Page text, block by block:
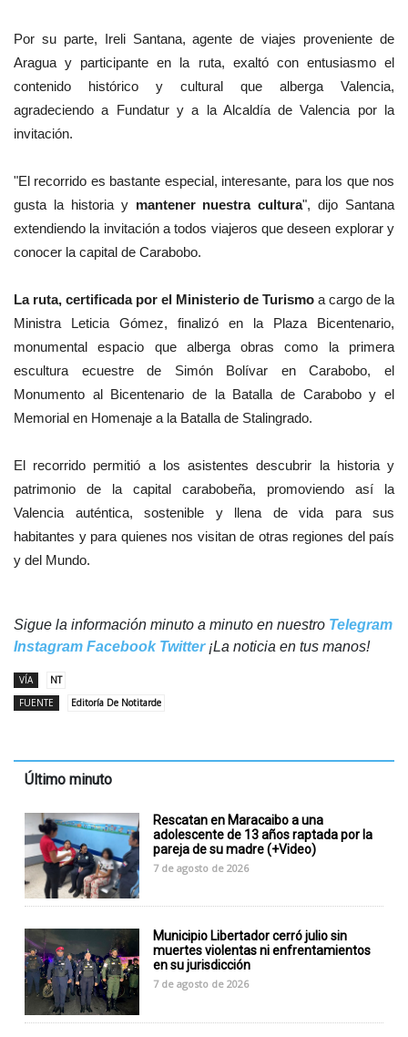
Por su parte, Ireli Santana, agente de viajes proveniente de
Aragua y participante en la ruta, exaltó con entusiasmo el
contenido histórico y cultural que alberga Valencia,
agradeciendo a Fundatur y a la Alcaldía de Valencia por la
invitación.
"El recorrido es bastante especial, interesante, para los que nos
gusta la historia y mantener nuestra cultura", dijo Santana
extendiendo la invitación a todos viajeros que deseen explorar y
conocer la capital de Carabobo.
La ruta, certificada por el Ministerio de Turismo a cargo de la
Ministra Leticia Gómez, finalizó en la Plaza Bicentenario,
monumental espacio que alberga obras como la primera
escultura ecuestre de Simón Bolívar en Carabobo, el
Monumento al Bicentenario de la Batalla de Carabobo y el
Memorial en Homenaje a la Batalla de Stalingrado.
El recorrido permitió a los asistentes descubrir la historia y
patrimonio de la capital carabobeña, promoviendo así la
Valencia auténtica, sostenible y llena de vida para sus
habitantes y para quienes nos visitan de otras regiones del país
y del Mundo.
Sigue la información minuto a minuto en nuestro Telegram
Instagram Facebook Twitter¡La noticia en tus manos!
VÍA
NT
FUENTE
Editoría De Notitarde
Último minuto
Rescatan en Maracaibo a una
adolescente de 13 años raptada por la
pareja de su madre (+Video)
7 de agosto de 2026
Municipio Libertador cerró julio sin
muertes violentas ni enfrentamientos
en su jurisdicción
7 de agosto de 2026